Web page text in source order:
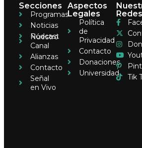
Secciones
Programas
Noticias
Pódcast
Nuestro
Canal
Alianzas
Contacto
Señal
en Vivo
Aspectos
Legales
Política
de
Privacidad
Contacto
Donaciones
Universidad
Redes
Tik